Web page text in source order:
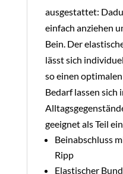
ausgestattet:
einfach anziehen
Bein. Der
lässt sich
so einen
Bedarf lassen sich
geeignet als Teil
Beinabschluss
Ripp
Elastischer